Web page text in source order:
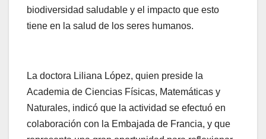
biodiversidad saludable y el impacto que esto
tiene en la salud de los seres humanos.
La doctora Liliana López, quien preside la
Academia de Ciencias Físicas, Matemáticas y
Naturales, indicó que la actividad se efectuó en
colaboración con la Embajada de Francia, y que